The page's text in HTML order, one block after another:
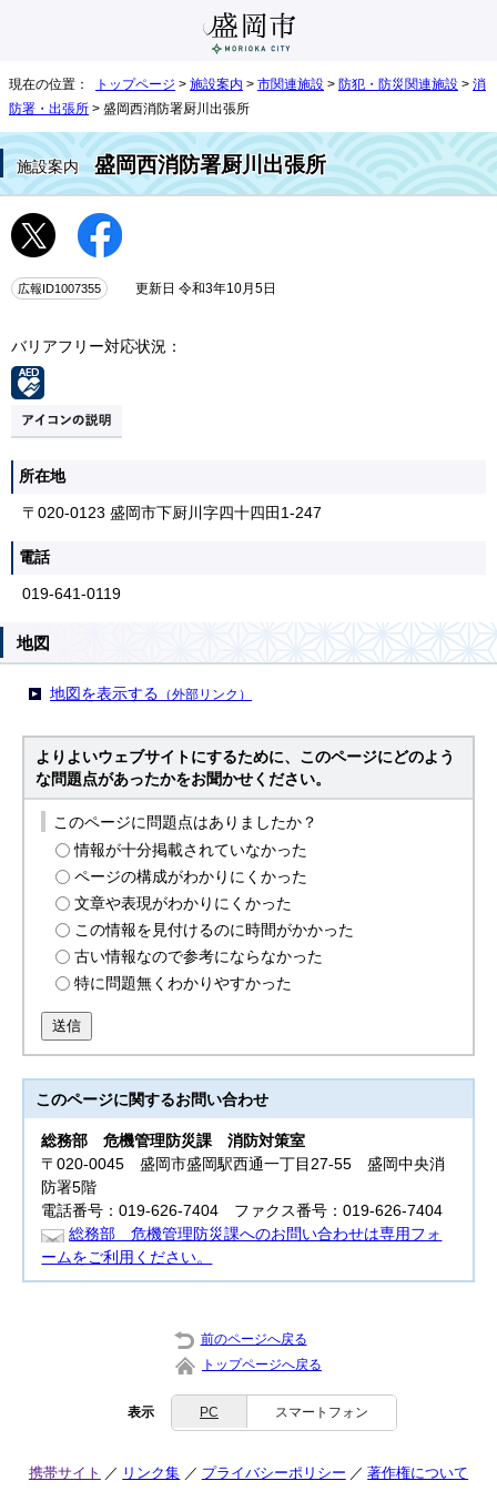
現在の位置： トップページ > 施設案内 > 市関連施設 > 防犯・防災関連施設 > 消
防署・出張所 > 盛岡西消防署厨川出張所
施設案内盛岡西消防署厨川出張所
広報ID1007355 更新日 令和3年10月5日
バリアフリー対応状況：
所在地
〒020-0123 盛岡市下厨川字四十四田1-247
電話
019-641-0119
地図
地図を表示する （外部リンク）
よりよいウェブサイトにするために、このページにどのよう
な問題点があったかをお聞かせください。
このページに問題点はありましたか？
情報が十分掲載されていなかった
ページの構成がわかりにくかった
文章や表現がわかりにくかった
この情報を見付けるのに時間がかかった
古い情報なので参考にならなかった
特に問題無くわかりやすかった
送信
このページに関するお問い合わせ
総務部 危機管理防災課消防対策室
〒020-0045 盛岡市盛岡駅西通一丁目27-55 盛岡中央消
防署5階
電話番号：019-626-7404 ファクス番号：019-626-7404
総務部 危機管理防災課へのお問い合わせは専用フォ
ームをご利用ください。
前のページへ戻る
トップページへ戻る
表示 PC スマートフォン
携帯サイト リンク集 プライバシーポリシー 著作権について